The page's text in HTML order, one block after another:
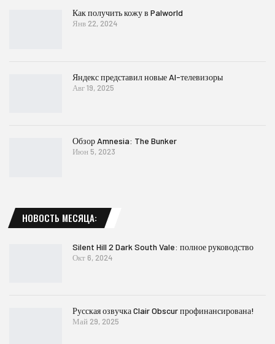
Как получить кожу в Palworld
Янв 22, 2024
Яндекс представил новые AI-телевизоры
Авг 19, 2025
Обзор Amnesia: The Bunker
Июн 5, 2023
НОВОСТЬ МЕСЯЦА:
Silent Hill 2 Dark South Vale: полное руководство
Окт 6, 2024
Русская озвучка Clair Obscur профинансирована!
Май 29, 2025